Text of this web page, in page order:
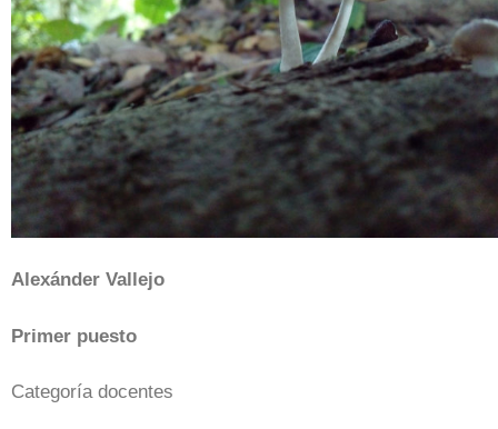
Alexánder Vallejo
Primer puesto
Categoría docentes